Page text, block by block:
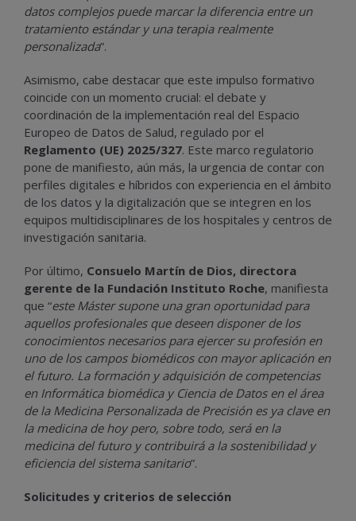
datos complejos puede marcar la diferencia entre un
tratamiento estándar y una terapia realmente
personalizada”.
Asimismo, cabe destacar que este impulso formativo
coincide con un momento crucial: el debate y
coordinación de la implementación real del Espacio
Europeo de Datos de Salud, regulado por el
Reglamento (UE) 2025/327. Este marco regulatorio
pone de manifiesto, aún más, la urgencia de contar con
perfiles digitales e híbridos con experiencia en el ámbito
de los datos y la digitalización que se integren en los
equipos multidisciplinares de los hospitales y centros de
investigación sanitaria.
Por último, Consuelo Martín de Dios, directora
gerente de la Fundación Instituto Roche, manifiesta
que “este Máster supone una gran oportunidad para
aquellos profesionales que deseen disponer de los
conocimientos necesarios para ejercer su profesión en
uno de los campos biomédicos con mayor aplicación en
el futuro. La formación y adquisición de competencias
en Informática biomédica y Ciencia de Datos en el área
de la Medicina Personalizada de Precisión es ya clave en
la medicina de hoy pero, sobre todo, será en la
medicina del futuro y contribuirá a la sostenibilidad y
eficiencia del sistema sanitario”.
Solicitudes y criterios de selección